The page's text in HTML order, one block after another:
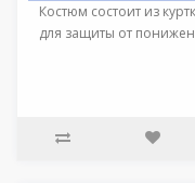
Костюм состоит из
для защиты от